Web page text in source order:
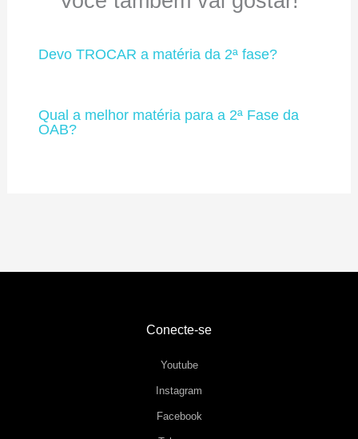
Devo TROCAR a matéria da 2ª fase?
Qual a melhor matéria para a 2ª Fase da
OAB?
Conecte-se
Youtube
Instagram
Facebook